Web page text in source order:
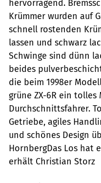
hervorragend.
Krümmer wurden auf
schnell rostenden
lassen und schwarz
Schwinge sind dünn
beides
die beim 1998er
grüne ZX-6R ein
Durchschnittsfahrer.
Getriebe, agiles
und schönes Design
HornbergDas Los hat
erhält Christian Storz